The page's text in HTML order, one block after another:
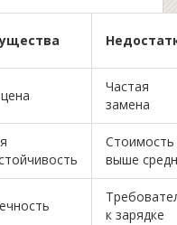
Частая
замена
Стоимость
выше
к зарядке